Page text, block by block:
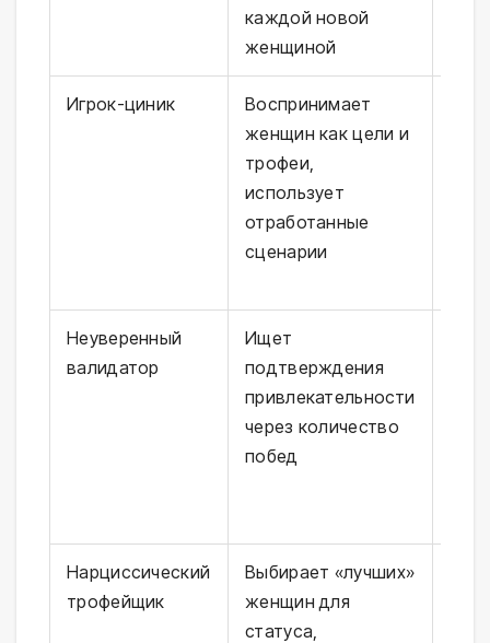
каждой новой
женщиной
Игрок-циник
Воспринимает
женщин как цели и
трофеи,
использует
отработанные
сценарии
Неуверенный
валидатор
Ищет
подтверждения
привлекательности
через количество
побед
Нарциссический
трофейщик
Выбирает «лучших»
женщин для
статуса,